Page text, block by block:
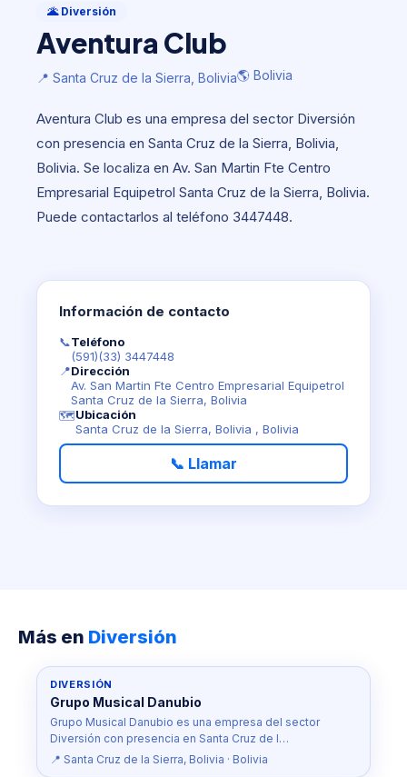
Aventura Club
📍 Santa Cruz de la Sierra, Bolivia🌎 Bolivia
🌋 Diversión
Aventura Club
📍 Santa Cruz de la Sierra, Bolivia🌎 Bolivia
Aventura Club es una empresa del sector Diversión
con presencia en Santa Cruz de la Sierra, Bolivia,
Bolivia. Se localiza en Av. San Martin Fte Centro
Empresarial Equipetrol Santa Cruz de la Sierra, Bolivia.
Puede contactarlos al teléfono 3447448.
Información de contacto
📞Teléfono
(591)(33) 3447448
📍Dirección
Av. San Martin Fte Centro Empresarial Equipetrol
Santa Cruz de la Sierra, Bolivia
🗺️Ubicación
Santa Cruz de la Sierra, Bolivia , Bolivia
📞 Llamar
Más en Diversión
DIVERSIÓN
Grupo Musical Danubio
Grupo Musical Danubio es una empresa del sector
Diversión con presencia en Santa Cruz de l…
📍 Santa Cruz de la Sierra, Bolivia · Bolivia